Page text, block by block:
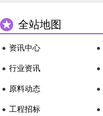
全站地图
资讯中心
行业资讯
原料动态
工程招标